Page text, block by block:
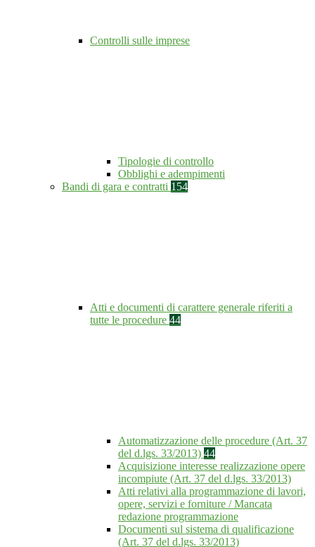
Controlli sulle imprese
Tipologie di controllo
Obblighi e adempimenti
Bandi di gara e contratti 154
Atti e documenti di carattere generale riferiti a
tutte le procedure 44
Automatizzazione delle procedure (Art. 37
del d.lgs. 33/2013) 44
Acquisizione interesse realizzazione opere
incompiute (Art. 37 del d.lgs. 33/2013)
Atti relativi alla programmazione di lavori,
opere, servizi e forniture / Mancata
redazione programmazione
Documenti sul sistema di qualificazione
(Art. 37 del d.lgs. 33/2013)